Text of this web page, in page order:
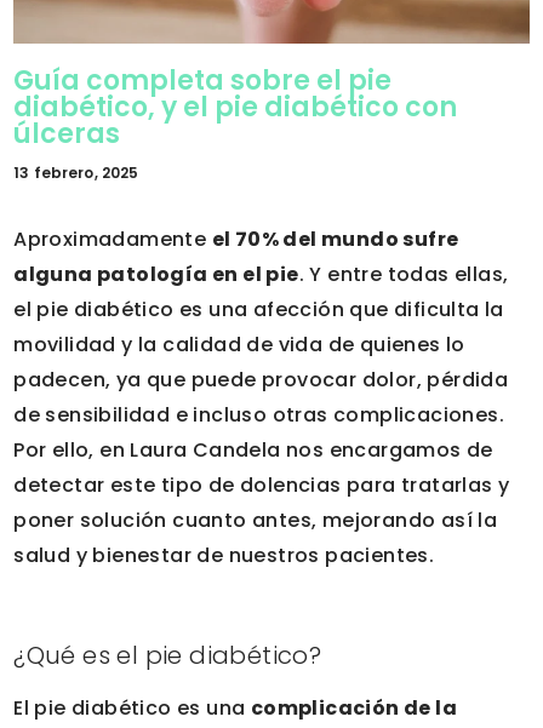
Guía completa sobre el pie
diabético, y el pie diabético con
úlceras
13 febrero, 2025
Aproximadamente el 70% del mundo sufre
alguna patología en el pie. Y entre todas ellas,
el pie diabético es una afección que dificulta la
movilidad y la calidad de vida de quienes lo
padecen, ya que puede provocar dolor, pérdida
de sensibilidad e incluso otras complicaciones.
Por ello, en Laura Candela nos encargamos de
detectar este tipo de dolencias para tratarlas y
poner solución cuanto antes, mejorando así la
salud y bienestar de nuestros pacientes.
¿Qué es el pie diabético?
El pie diabético es una complicación de la